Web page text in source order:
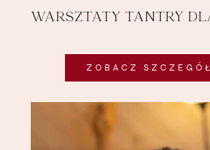
WARSZTATY TANTRY
ZOBACZ